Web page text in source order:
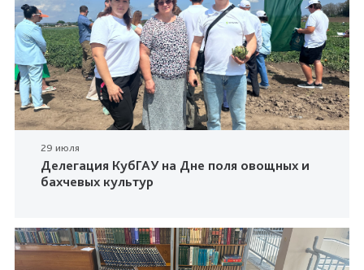
29 июля
Делегация КубГАУ на Дне поля овощных и
бахчевых культур